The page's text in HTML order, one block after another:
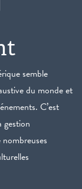
semble
du monde et
C’est
gestion